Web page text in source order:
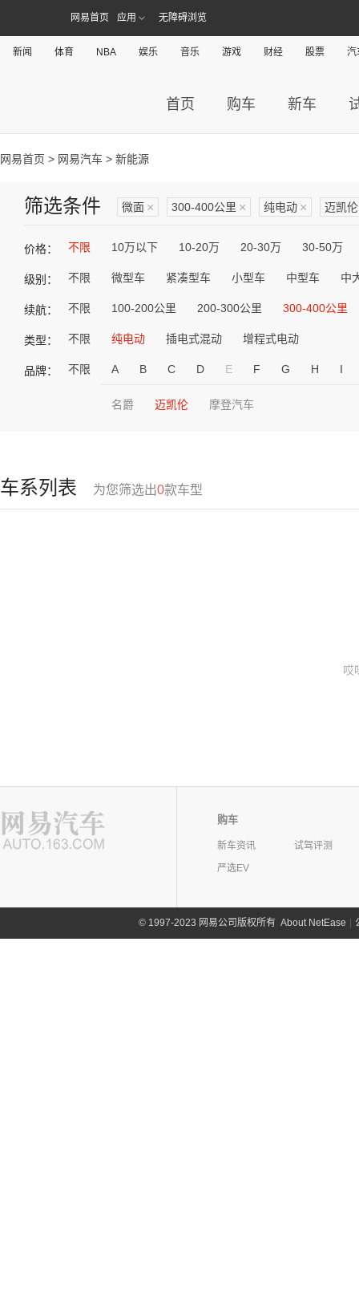
网易首页 应用 无障碍浏览
新闻 体育 NBA 娱乐 音乐 游戏 财经 股票 汽
首页 购车 新车
网易首页 > 网易汽车 > 新能源
筛选条件 微面 × 300-400公里 × 纯电动 × 迈凯伦
价格： 不限 10万以下 10-20万 20-30万 30-50万
级别： 不限 微型车 紧凑型车 小型车 中型车 中
续航： 不限 100-200公里 200-300公里 300-400公里
类型： 不限 纯电动 插电式混动 增程式电动
品牌： 不限 A B C D E F G H I
名爵 迈凯伦 摩登汽车
车系列表 为您筛选出0款车型
哎
购车
新车资讯
试驾评测
严选EV
©1997-2023 网易公司版权所有 About NetEase